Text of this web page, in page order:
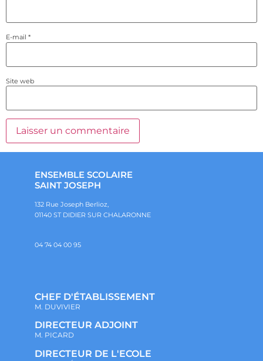
E-mail *
Site web
ENSEMBLE SCOLAIRE
SAINT JOSEPH
132 Rue Joseph Berlioz,
01140 ST DIDIER SUR CHALARONNE
04 74 04 00 95
CHEF D'ÉTABLISSEMENT
M. DUVIVIER
DIRECTEUR ADJOINT
M. PICARD
DIRECTEUR DE L'ECOLE